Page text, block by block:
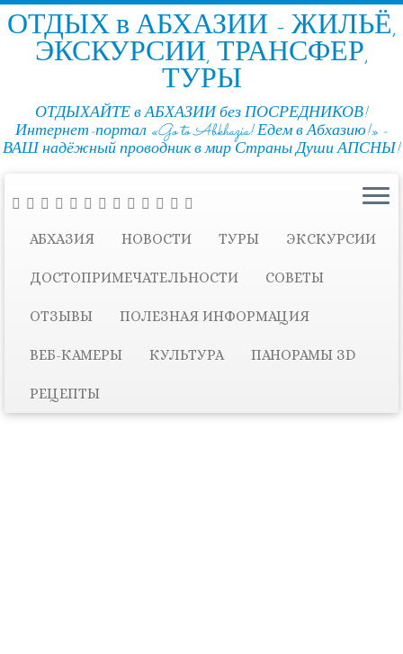
ОТДЫХ в АБХАЗИИ - ЖИЛЬЁ,
ЭКСКУРСИИ, ТРАНСФЕР,
ТУРЫ
ОТДЫХАЙТЕ в АБХАЗИИ без ПОСРЕДНИКОВ!
Интернет-портал «Go to Abkhazia! Едем в Абхазию!» -
ВАШ надёжный проводник в мир Страны Души АПСНЫ!
АБХАЗИЯ НОВОСТИ ТУРЫ ЭКСКУРСИИ
ДОСТОПРИМЕЧАТЕЛЬНОСТИ СОВЕТЫ
ОТЗЫВЫ ПОЛЕЗНАЯ ИНФОРМАЦИЯ
ВЕБ-КАМЕРЫ КУЛЬТУРА ПАНОРАМЫ ЗD
РЕЦЕПТЫ